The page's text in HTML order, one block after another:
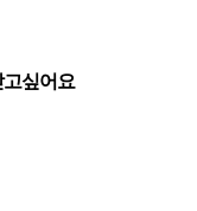
싶어요